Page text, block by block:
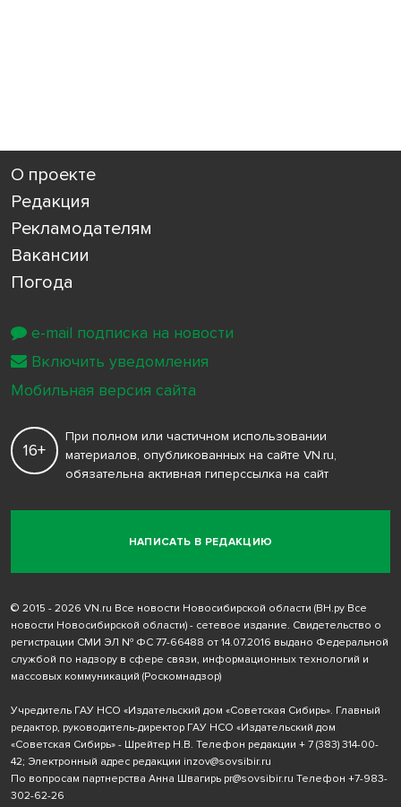
О проекте
Редакция
Рекламодателям
Вакансии
Погода
НАПИСАТЬ В РЕДАКЦИЮ
16+
При полном или частичном использовании
материалов, опубликованных на сайте VN.ru,
обязательна активная гиперссылка на сайт
© 2015 - 2026 VN.ru Все новости Новосибирской области (ВН.ру Все
новости Новосибирской области) - сетевое издание. Свидетельство о
регистрации СМИ ЭЛ № ФС 77-66488 от 14.07.2016 выдано Федеральной
службой по надзору в сфере связи, информационных технологий и
массовых коммуникаций (Роскомнадзор)
Учредитель ГАУ НСО «Издательский дом «Советская Сибирь». Главный
редактор, руководитель-директор ГАУ НСО «Издательский дом
«Советская Сибирь» - Шрейтер Н.В. Телефон редакции + 7 (383) 314-00-
42; Электронный адрес редакции inzov@sovsibir.ru
По вопросам партнерства Анна Швагирь pr@sovsibir.ru Телефон +7-983-
302-62-26
e-mail подписка на новости
Включить уведомления
Мобильная версия сайта